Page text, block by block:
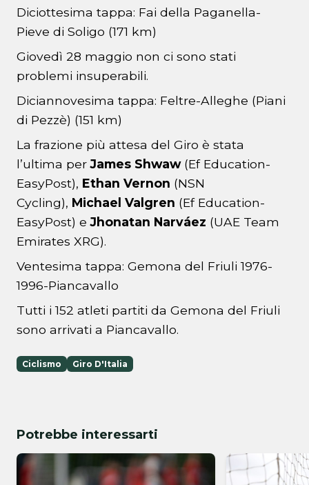
Diciottesima tappa: Fai della Paganella-
Pieve di Soligo (171 km)
Giovedì 28 maggio non ci sono stati
problemi insuperabili.
Diciannovesima tappa: Feltre-Alleghe (Piani
di Pezzè) (151 km)
La frazione più attesa del Giro è stata
l’ultima perJames Shwaw(Ef Education-
EasyPost), Ethan Vernon (NSN
Cycling), Michael Valgren (Ef Education-
EasyPost) eJhonatan Narváez (UAE Team
Emirates XRG).
Ventesima tappa: Gemona del Friuli 1976-
1996-Piancavallo
Tutti i 152 atleti partiti da Gemona del Friuli
sono arrivati a Piancavallo.
Ciclismo Giro D'Italia
Potrebbe interessarti